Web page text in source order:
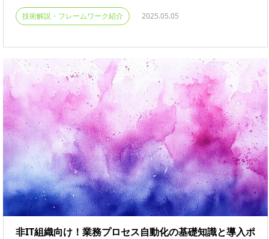
技術解説・フレームワーク紹介 2025.05.05
非IT組織向け！業務プロセス自動化の基礎知識と導入ポ